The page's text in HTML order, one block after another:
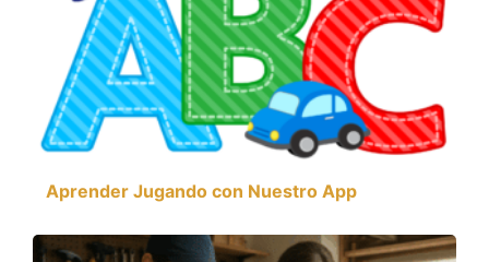
Aprender Jugando con Nuestro App